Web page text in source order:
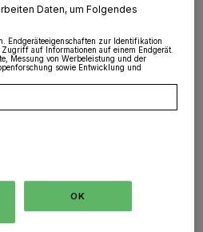
Ziel von Einbrechern.
Eine Minute Lesezeit
Daten, um Folgendes
Endgeräteeigenschaften zur Identifikation
auf Informationen auf einem Endgerät.
Messung von Werbeleistung und der
sowie Entwicklung und
OK